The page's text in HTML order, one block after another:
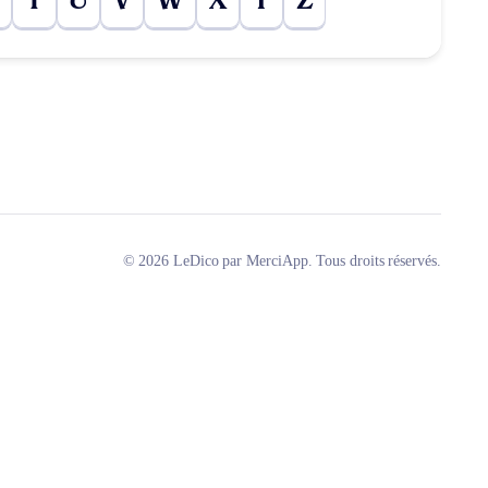
© 2026 LeDico par MerciApp. Tous droits réservés.